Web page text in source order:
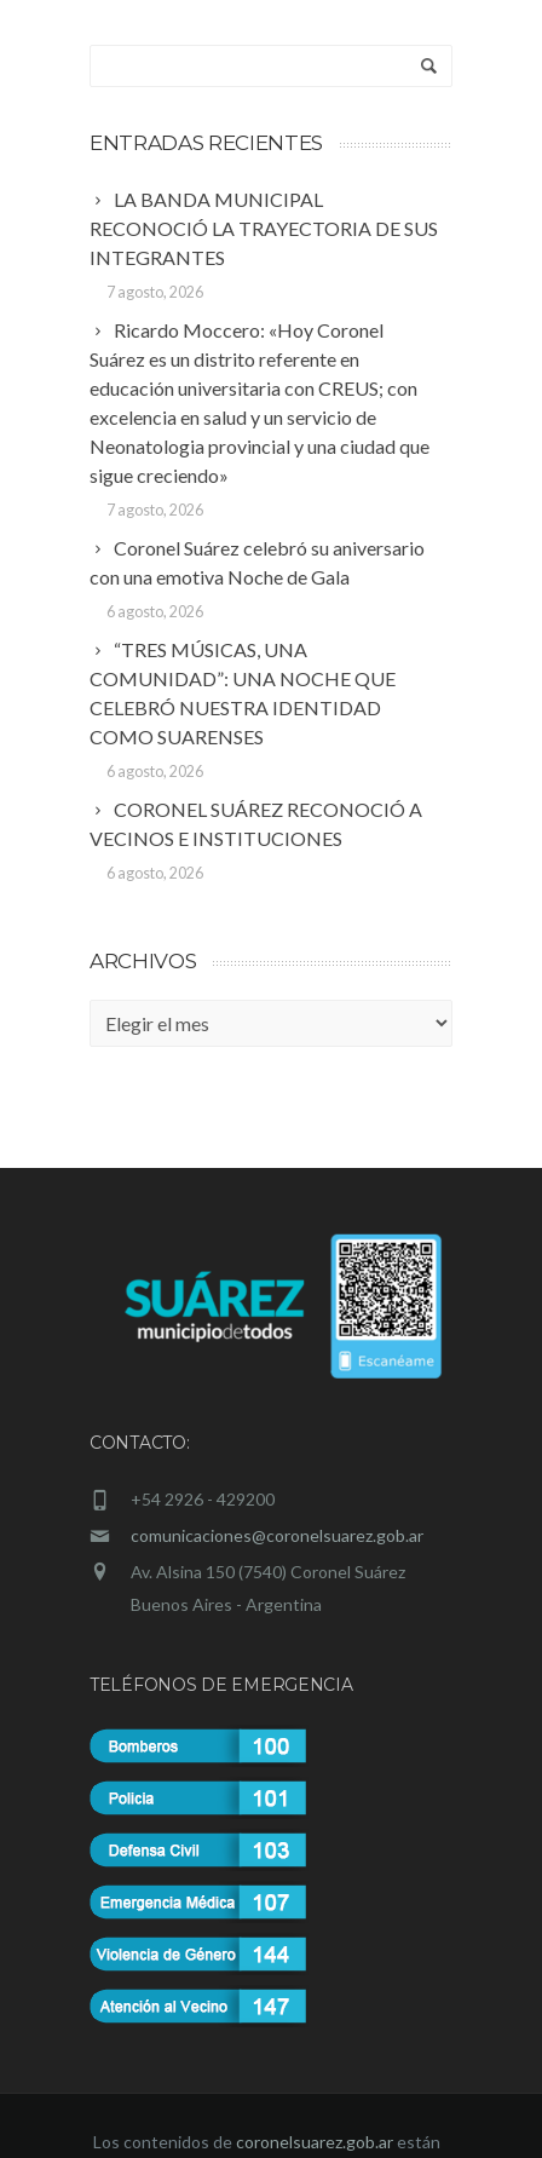
ENTRADAS RECIENTES
LA BANDA MUNICIPAL
RECONOCIÓ LA TRAYECTORIA DE SUS
INTEGRANTES
7 agosto, 2026
Ricardo Moccero: «Hoy Coronel
Suárez es un distrito referente en
educación universitaria con CREUS; con
excelencia en salud y un servicio de
Neonatologia provincial y una ciudad que
sigue creciendo»
7 agosto, 2026
Coronel Suárez celebró su aniversario
con una emotiva Noche de Gala
6 agosto, 2026
“TRES MÚSICAS, UNA
COMUNIDAD”: UNA NOCHE QUE
CELEBRÓ NUESTRA IDENTIDAD
COMO SUARENSES
6 agosto, 2026
CORONEL SUÁREZ RECONOCIÓ A
VECINOS E INSTITUCIONES
6 agosto, 2026
ARCHIVOS
Archivos
CONTACTO:
+54 2926 - 429200
comunicaciones@coronelsuarez.gob.ar
Av. Alsina 150 (7540) Coronel Suárez
Buenos Aires - Argentina
TELÉFONOS DE EMERGENCIA
Los contenidos decoronelsuarez.gob.ar están